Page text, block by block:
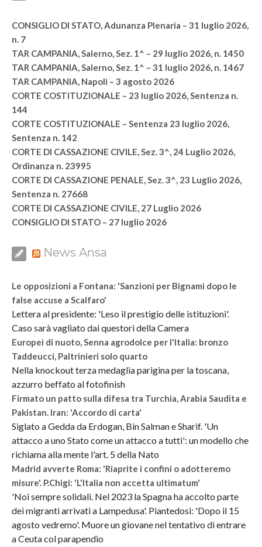
CONSIGLIO DI STATO, Adunanza Plenaria – 31 luglio 2026,
n. 7
TAR CAMPANIA, Salerno, Sez. 1^ – 29 luglio 2026, n. 1450
TAR CAMPANIA, Salerno, Sez. 1^ – 31 luglio 2026, n. 1467
TAR CAMPANIA, Napoli – 3 agosto 2026
CORTE COSTITUZIONALE – 23 luglio 2026, Sentenza n.
144
CORTE COSTITUZIONALE – Sentenza 23 luglio 2026,
Sentenza n. 142
CORTE DI CASSAZIONE CIVILE, Sez. 3^, 24 Luglio 2026,
Ordinanza n. 23995
CORTE DI CASSAZIONE PENALE, Sez. 3^, 23 Luglio 2026,
Sentenza n. 27668
CORTE DI CASSAZIONE CIVILE, 27 Luglio 2026
CONSIGLIO DI STATO – 27 luglio 2026
News Ansa
Le opposizioni a Fontana: 'Sanzioni per Bignami dopo le
false accuse a Scalfaro'
Lettera al presidente: 'Leso il prestigio delle istituzioni'.
Caso sarà vagliato dai questori della Camera
Europei di nuoto, Senna agrodolce per l'Italia: bronzo
Taddeucci, Paltrinieri solo quarto
Nella knockout terza medaglia parigina per la toscana,
azzurro beffato al fotofinish
Firmato un patto sulla difesa tra Turchia, Arabia Saudita e
Pakistan. Iran: 'Accordo di carta'
Siglato a Gedda da Erdogan, Bin Salman e Sharif. 'Un
attacco a uno Stato come un attacco a tutti': un modello che
richiama alla mente l'art. 5 della Nato
Madrid avverte Roma: 'Riaprite i confini o adotteremo
misure'. P.Chigi: 'L'Italia non accetta ultimatum'
'Noi sempre solidali. Nel 2023 la Spagna ha accolto parte
dei migranti arrivati a Lampedusa'. Piantedosi: 'Dopo il 15
agosto vedremo'. Muore un giovane nel tentativo di entrare
a Ceuta col parapendio